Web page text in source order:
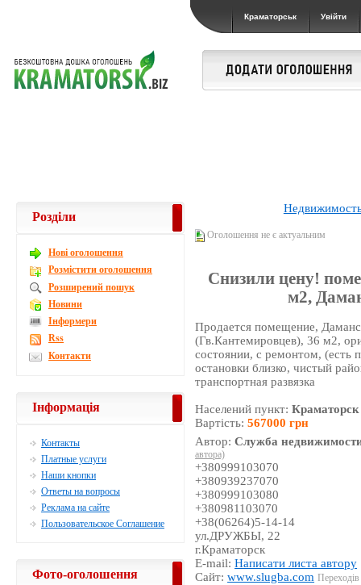
Краматорськ Увійти
Оголошення не є актуальним
Снизили цену!
м2,
Продается помещение,
(Гв.Кантемировцев), 36 м2,
состоянии, с ремонтом, (есть
остановки близко, чистый
транспортная развязка
Населений пункт:Краматорск
Вартість:567000 грн
Автор:Служба
автора)
+380999103070
+380939237070
+380999103080
+380981103070
+38(06264)5-14-14
ул.ДРУЖБЫ, 22
г.Краматорск
E-mail:Написати листа автору
Сайт:www.slugba.com
Розділи
Новi оголошення
Розмістити оголошення
Розширений пошук
Новини
Інформери
Rss
Контакти
Інформація
Контакты
Платные услуги
Наши кнопки
Ответы на вопросы
Реклама на сайте
Пользовательское Соглашение
Фото-оголошення